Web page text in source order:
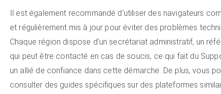
Il est également recommandé d’utiliser des navigateurs
et régulièrement mis à jour pour éviter des problèmes
Chaque région dispose d’un secrétariat administratif, un
qui peut être contacté en cas de soucis, ce qui fait du
un allié de confiance dans cette démarche. De plus, vous
consulter des guides spécifiques sur des plateformes